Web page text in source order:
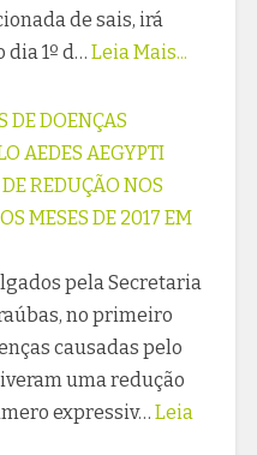
de sais, irá
1º d… Leia Mais...
DE DOENÇAS
AEDES AEGYPTI
REDUÇÃO NOS
MESES DE 2017 EM
pela Secretaria
no primeiro
causadas pelo
uma redução
expressiv… Leia